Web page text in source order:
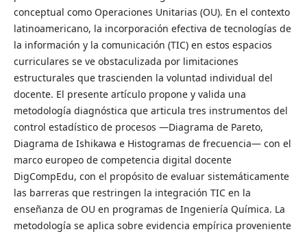
conceptual como Operaciones Unitarias (OU). En el contexto
latinoamericano, la incorporación efectiva de tecnologías de
la información y la comunicación (TIC) en estos espacios
curriculares se ve obstaculizada por limitaciones
estructurales que trascienden la voluntad individual del
docente. El presente artículo propone y valida una
metodología diagnóstica que articula tres instrumentos del
control estadístico de procesos —Diagrama de Pareto,
Diagrama de Ishikawa e Histogramas de frecuencia— con el
marco europeo de competencia digital docente
DigCompEdu, con el propósito de evaluar sistemáticamente
las barreras que restringen la integración TIC en la
enseñanza de OU en programas de Ingeniería Química. La
metodología se aplica sobre evidencia empírica proveniente